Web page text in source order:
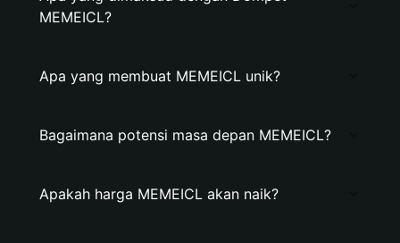
MEMEICL?
Apa yang membuat MEMEICL unik?
Bagaimana potensi masa depan MEMEICL?
Apakah harga MEMEICL akan naik?